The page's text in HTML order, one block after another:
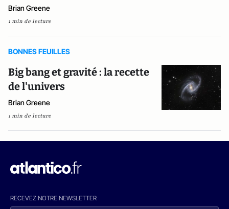
Brian Greene
1 min de lecture
BONNES FEUILLES
Big bang et gravité : la recette
de l'univers
Brian Greene
1 min de lecture
RECEVEZ NOTRE NEWSLETTER